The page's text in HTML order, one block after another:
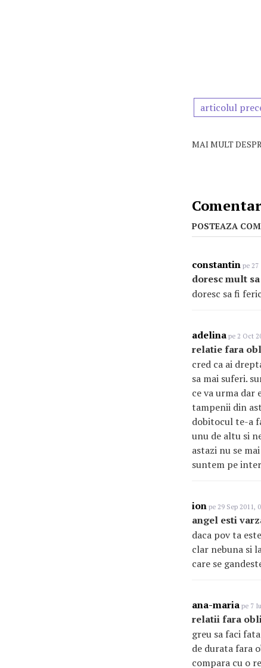
articolul
MAI MULT
POSTEAZA
constantin pe 27
doresc mult
doresc sa fi
adelina pe 2 Oct
relatie fara
cred ca ai
sa mai suferi.
ce va urma dar
tampenii din
dobitocul te-a
unu de altu si
astazi nu se
suntem pe
ion pe 29 Sep 2011,
angel esti
daca pov ta
clar nebuna si
care se
ana-maria pe 7
relatii fara
greu sa faci
de durata fara
compara cu o